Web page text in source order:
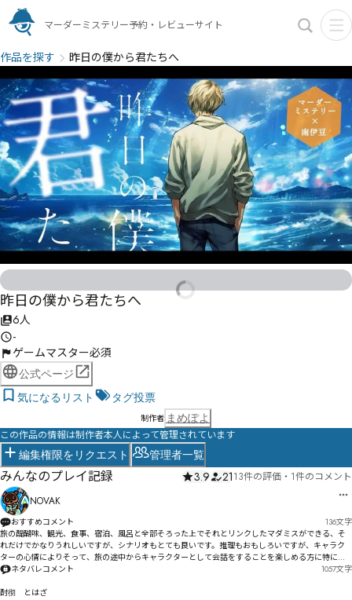
マーダーミステリー予約・レビューサイト
作品を探す 昨日の僕から君たちへ
昨日の僕から君たちへ
6人
-
ゲームマスター必須
公式ページ
気になるリスト
タグ投票
制作者 まめぽよ
この作品の情報は制作者本人によって管理されています
編集権限をリクエスト 管理者一覧
みんなのプレイ記録 3.9 2113件の評価 ・ 1件のコメント
NOVAK
おすすめコメント 136文字
旅の醍醐味、観光、食事、宿泊、風呂と全部そろった上でそれとリンクしたマダミスができる、そ
れだけでかなりうれしいですが、シナリオもとても良いです。推理もおもしろいですが、キャラク
ターの心情によりそって、旅の途中からキャラクターとして会話をすることを楽しめる方に特にお
すすめ。
ネタバレコメント 1057文字
酎彻　とはざ